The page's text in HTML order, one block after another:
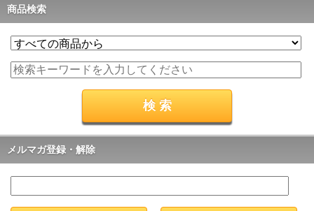
商品検索
メルマガ登録・解除